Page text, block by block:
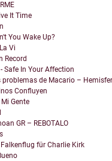
It Time
You Wake Up?
Vi
Record
Safe In Your Affection
problemas de Macario –
Confluyen
Gente
GR – REBOTALO
für Charlie Kirk